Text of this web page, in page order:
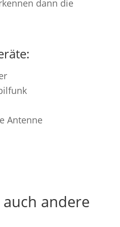
dann die
Antenne
andere